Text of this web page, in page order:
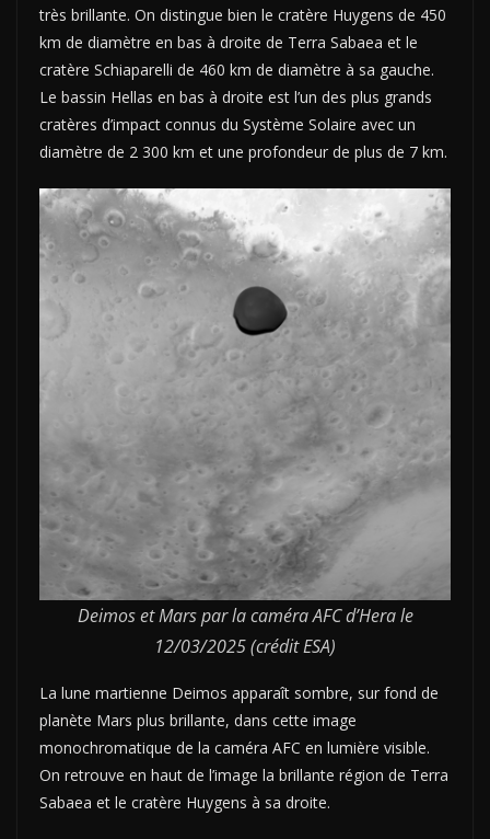
très brillante. On distingue bien le cratère Huygens de 450
km de diamètre en bas à droite de Terra Sabaea et le
cratère Schiaparelli de 460 km de diamètre à sa gauche.
Le bassin Hellas en bas à droite est l’un des plus grands
cratères d’impact connus du Système Solaire avec un
diamètre de 2 300 km et une profondeur de plus de 7 km.
Deimos et Mars par la caméra AFC d’Hera le
12/03/2025 (crédit ESA)
La lune martienne Deimos apparaît sombre, sur fond de
planète Mars plus brillante, dans cette image
monochromatique de la caméra AFC en lumière visible.
On retrouve en haut de l’image la brillante région de Terra
Sabaea et le cratère Huygens à sa droite.